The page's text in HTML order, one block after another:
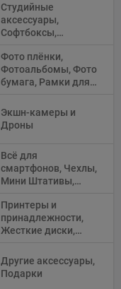
Студийные
аксессуары,
Софтбоксы,
Рефлекторы,
Отражатели,
Предметные
Фото плёнки,
Фотоальбомы, Фото
бумага, Рамки для
камеры
Экшн-камеры и
Дроны
Всё для
смартфонов, Чехлы,
Мини Штативы,
Принтеры и
принадлежности,
Жесткие диски,
Проекторы,
Графические
Планшеты, Бумага
Другие аксессуары,
Подарки